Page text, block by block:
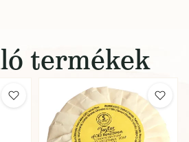
termékek